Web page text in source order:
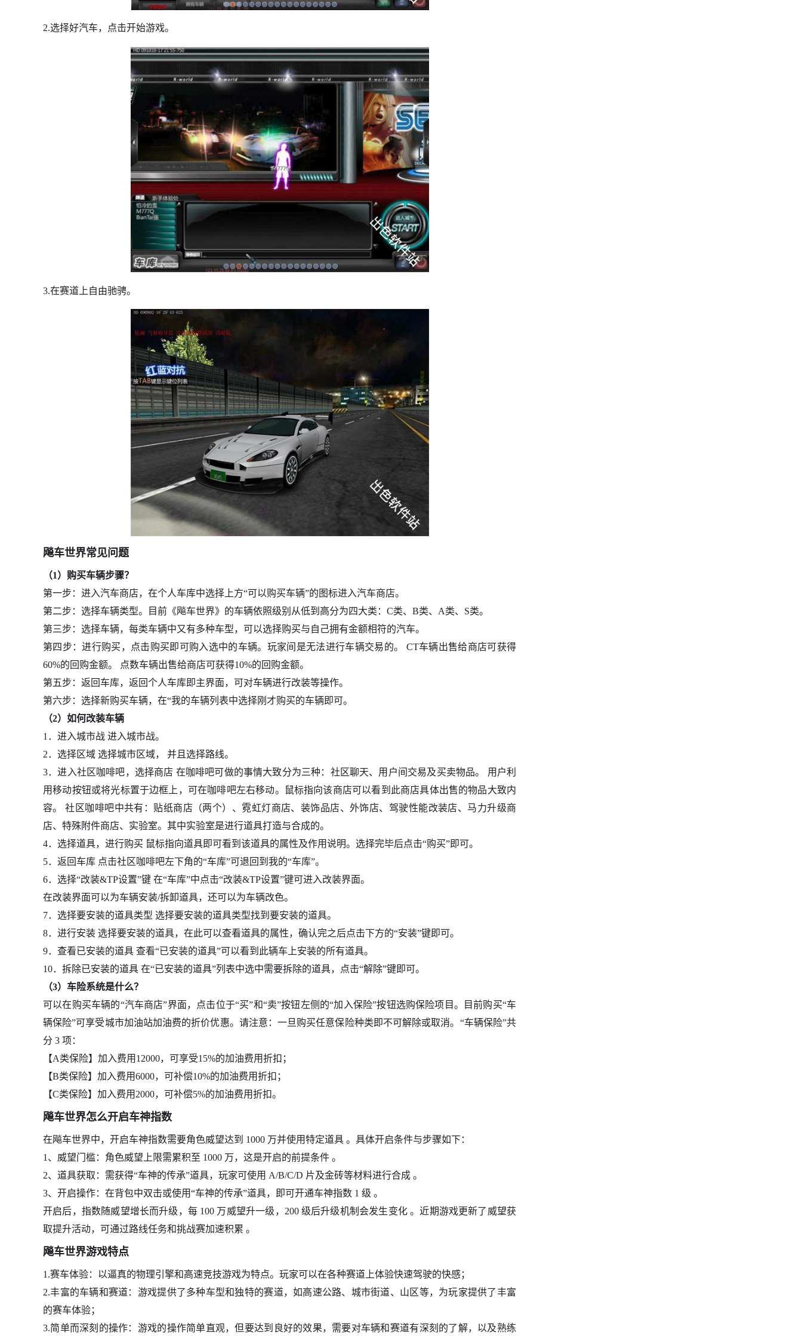
2.选择好汽车，点击开始游戏。
3.在赛道上自由驰骋。
飚车世界常见问题
（1）购买车辆步骤？
第一步：进入汽车商店，在个人车库中选择上方“可以购买车辆”的图标进入汽车商店。
第二步：选择车辆类型。目前《飚车世界》的车辆依照级别从低到高分为四大类：C类、B类、A类、S类。
第三步：选择车辆，每类车辆中又有多种车型，可以选择购买与自己拥有金额相符的汽车。
第四步：进行购买，点击购买即可购入选中的车辆。玩家间是无法进行车辆交易的。 CT车辆出售给商店可获得
60%的回购金额。 点数车辆出售给商店可获得10%的回购金额。
第五步：返回车库，返回个人车库即主界面，可对车辆进行改装等操作。
第六步：选择新购买车辆，在“我的车辆列表中选择刚才购买的车辆即可。
（2）如何改装车辆
1．进入城市战 进入城市战。
2．选择区域 选择城市区域， 并且选择路线。
3．进入社区咖啡吧，选择商店 在咖啡吧可做的事情大致分为三种：社区聊天、用户间交易及买卖物品。 用户利
用移动按钮或将光标置于边框上，可在咖啡吧左右移动。鼠标指向该商店可以看到此商店具体出售的物品大致内
容。 社区咖啡吧中共有：贴纸商店（两个）、霓虹灯商店、装饰品店、外饰店、驾驶性能改装店、马力升级商
店、特殊附件商店、实验室。其中实验室是进行道具打造与合成的。
4．选择道具，进行购买 鼠标指向道具即可看到该道具的属性及作用说明。选择完毕后点击“购买”即可。
5．返回车库 点击社区咖啡吧左下角的“车库”可退回到我的“车库”。
6．选择“改装&TP设置”键 在“车库”中点击“改装&TP设置”键可进入改装界面。
在改装界面可以为车辆安装/拆卸道具，还可以为车辆改色。
7．选择要安装的道具类型 选择要安装的道具类型找到要安装的道具。
8．进行安装 选择要安装的道具，在此可以查看道具的属性，确认完之后点击下方的“安装”键即可。
9．查看已安装的道具 查看“已安装的道具”可以看到此辆车上安装的所有道具。
10．拆除已安装的道具 在“已安装的道具”列表中选中需要拆除的道具，点击“解除”键即可。
（3）车险系统是什么？
可以在购买车辆的“汽车商店”界面，点击位于“买”和“卖”按钮左侧的“加入保险”按钮选购保险项目。目前购买“车
辆保险”可享受城市加油站加油费的折价优惠。请注意：一旦购买任意保险种类即不可解除或取消。“车辆保险”共
分 3 项：
【A类保险】加入费用12000，可享受15%的加油费用折扣；
【B类保险】加入费用6000，可补偿10%的加油费用折扣；
【C类保险】加入费用2000，可补偿5%的加油费用折扣。
飚车世界怎么开启车神指数
在飚车世界中，开启车神指数需要‌角色威望达到 1000 万‌并使用特定道具 。具体开启条件与步骤如下：‌‌
‌1、威望门槛‌：角色威望上限需累积至 1000 万，这是开启的前提条件 。‌‌
‌2、道具获取‌：需获得“车神的传承”道具，玩家可使用 A/B/C/D 片及金砖等材料进行合成 。‌‌
‌3、开启操作‌：在背包中双击或使用“车神的传承”道具，即可开通车神指数 1 级 。‌‌
开启后，指数随威望增长而升级，每 100 万威望升一级，200 级后升级机制会发生变化 。近期游戏更新了威望获
取提升活动，可通过路线任务和挑战赛加速积累 。‌‌
飚车世界游戏特点
1.赛车体验：以逼真的物理引擎和高速竞技游戏为特点。玩家可以在各种赛道上体验快速驾驶的快感；
2.丰富的车辆和赛道：游戏提供了多种车型和独特的赛道，如高速公路、城市街道、山区等，为玩家提供了丰富
的赛车体验；
3.简单而深刻的操作：游戏的操作简单直观，但要达到良好的效果，需要对车辆和赛道有深刻的了解，以及熟练